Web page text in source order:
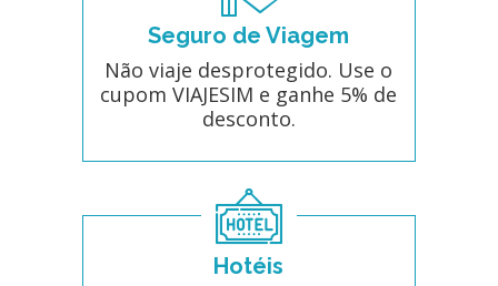
Seguro de Viagem
Não viaje desprotegido. Use o
cupom VIAJESIM e ganhe 5% de
desconto.
Hotéis